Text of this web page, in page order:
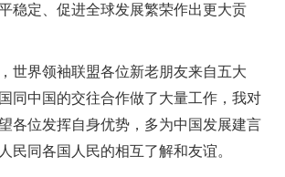
稳定、促进全球发展繁荣作出更大贡
世界领袖联盟各位新老朋友来自五大
同中国的交往合作做了大量工作，我对
各位发挥自身优势，多为中国发展建言
民同各国人民的相互了解和友谊。